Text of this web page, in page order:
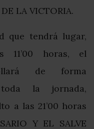
LA VICTORIA.
que tendrá lugar,
11’00 horas, el
de forma
la jornada,
a las 21’00 horas
Y EL SALVE